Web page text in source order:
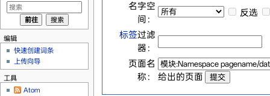
名字空
间：
反选
标签过滤
器：
页面名
称：
给出的页面
编辑
快速创建词条
上传向导
工具
Atom